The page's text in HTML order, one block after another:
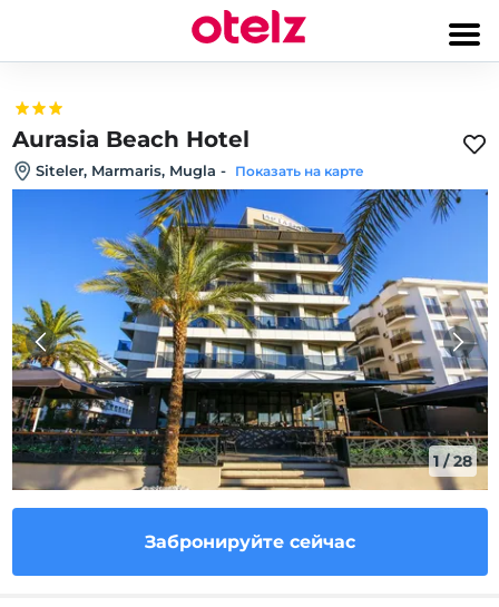
Aurasia Beach Hotel
Siteler, Marmaris, Mugla - Показать на карте
1 /28
Забронируйте сейчас